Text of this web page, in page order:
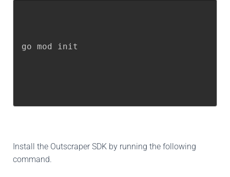
go mod init
Install the Outscraper SDK by running the following
command.